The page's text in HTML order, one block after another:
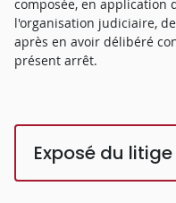
composée, en application
l'organisation judiciaire,
après en avoir délibéré
présent arrêt.
Exposé du litige